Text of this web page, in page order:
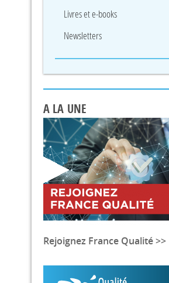
Livres et e-books
Newsletters
A LA UNE
Rejoignez France Qualité >>